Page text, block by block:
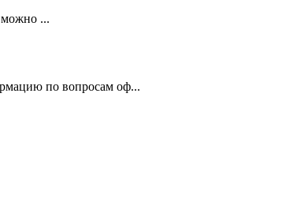
можно ...
по вопросам оф...